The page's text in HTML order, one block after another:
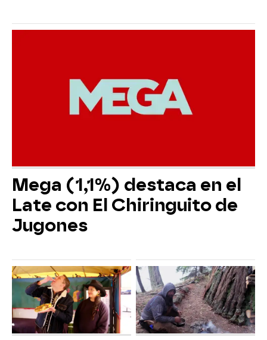
Mega (1,1%) destaca en el
Late con El Chiringuito de
Jugones